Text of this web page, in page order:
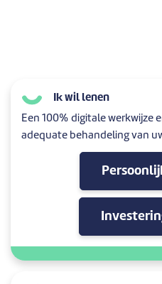
Ik wil lenen
Een 100% digitale werkwijze
adequate behandeling van